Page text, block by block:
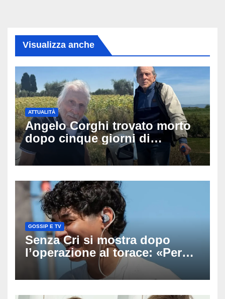
Visualizza anche
ATTUALITÀ
Angelo Corghi trovato morto
dopo cinque giorni di
ricerche: il giallo dell’80enne
scomparso dopo essere
GOSSIP E TV
Senza Cri si mostra dopo
l’operazione al torace: «Per
anni mi sentivo in trappola», il
racconto sul difficile percorso